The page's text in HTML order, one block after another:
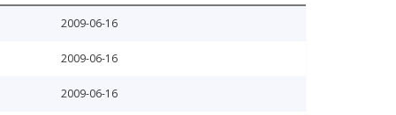
2009-06-16
2009-06-16
2009-06-16